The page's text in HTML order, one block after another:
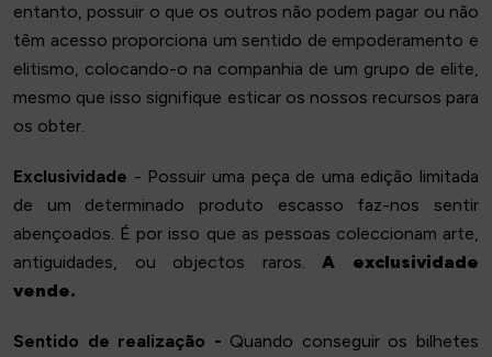
entanto, possuir o que os outros não podem pagar ou não
têm acesso proporciona um sentido de empoderamento e
elitismo, colocando-o na companhia de um grupo de elite,
mesmo que isso signifique esticar os nossos recursos para
os obter.
Exclusividade - Possuir uma peça de uma edição limitada
de um determinado produto escasso faz-nos sentir
abençoados. É por isso que as pessoas coleccionam arte,
antiguidades, ou objectos raros.A exclusividade
vende.
Sentido de realização - Quando conseguir os bilhetes